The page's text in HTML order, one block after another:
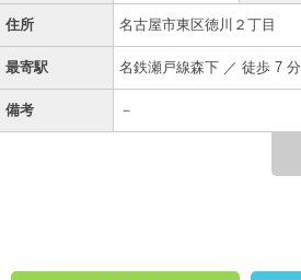
住所 名古屋市東区徳川２丁目
最寄駅 名鉄瀬戸線森下 ／ 徒歩 7 分
備考 －